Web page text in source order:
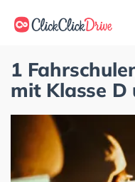
1
mit Klasse D